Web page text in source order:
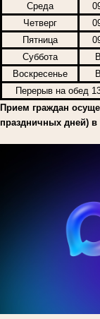
Среда
Четверг
Пятница
Суббота
Воскресенье
Перерыв на обед
Прием граждан
праздничных дней) в